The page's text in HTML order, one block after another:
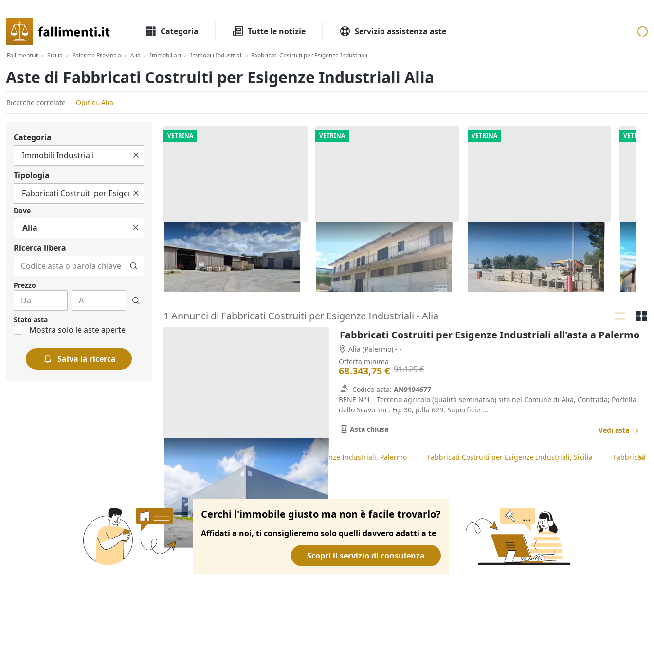
Categoria Tutte le notizie Servizio assistenza aste
Fallimenti.it > Sicilia > Palermo Provincia > Alia > Immobiliari > Immobili Industriali > Fabbricati Costruiti per Esigenze Industriali
Aste di Fabbricati Costruiti per Esigenze Industriali Alia
Ricerche correlate Opifici, Alia
Categoria
Tipologia
Dove
Alia
Ricerca libera
Prezzo
Stato asta
Mostra solo le aste aperte
Salva la ricerca
VETRINA
Asta Complesso industriale di
lavorazione marmi
Valderice (Trapani)
288.984 €
29/09/2026
VETRINA
Asta Capannone artigianale e
area di pertinenza
Paternò (Catania)
610.000 €
05/10/2026
VETRINA
Asta Complesso produttivo con
fabbricati e terreni
Acate (Ragusa)
277.500 €
02/10/2026
VETRINA
Asta
area
19/
1 Annunci di Fabbricati Costruiti per Esigenze Industriali - Alia
Fabbricati Costruiti per Esigenze Industriali all'asta a Palermo
Alia (Palermo) - -
Offerta minima
68.343,75 € 91.125 €
Codice asta: AN9194677
BENE N°1 - Terreno agricolo (qualità seminativo) sito nel Comune di Alia, Contrada; Portella
dello Scavo snc, Fg. 30, p.lla 629, Superficie ...
Asta chiusa Vedi asta
Ricerche correlate Fabbricati Costruiti per Esigenze Industriali, Palermo Fabbricati Costruiti per Esigenze Industriali, Sicilia Fabbricati
Cerchi l'immobile giusto ma non è facile trovarlo?
Affidati a noi, ti consiglieremo solo quelli davvero adatti a te
Scopri il servizio di consulenza